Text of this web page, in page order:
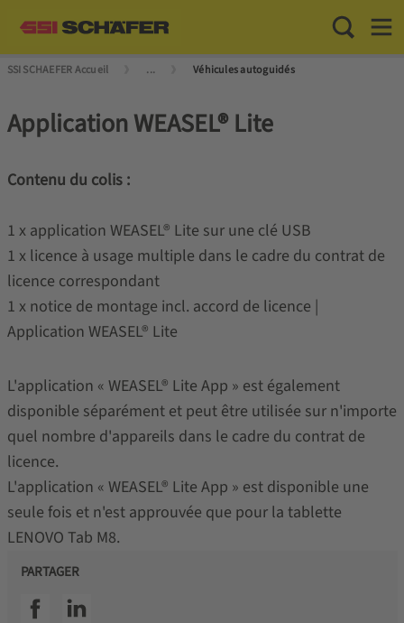
Toggle
SSI SCHAEFER Accueil ... Véhicules autoguidés
Application WEASEL® Lite
Contenu du colis :
1 x application WEASEL® Lite sur une clé USB
1 x licence à usage multiple dans le cadre du contrat de
licence correspondant
1 x notice de montage incl. accord de licence |
Application WEASEL® Lite
L'application « WEASEL® Lite App » est également
disponible séparément et peut être utilisée sur n'importe
quel nombre d'appareils dans le cadre du contrat de
licence.
L'application « WEASEL® Lite App » est disponible une
seule fois et n'est approuvée que pour la tablette
LENOVO Tab M8.
PARTAGER
SSI facebookSSI linkedin